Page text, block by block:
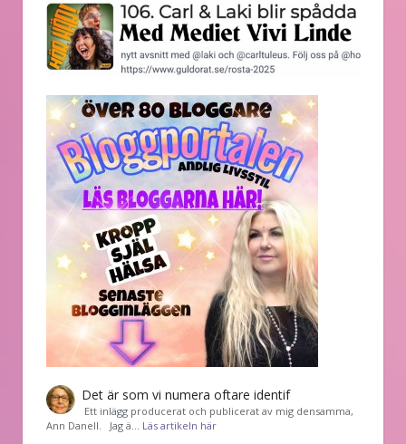
Det är som vi numera oftare identif
͏ Ett inlägg producerat och publicerat av mig densamma,
Ann Danell. Jag ä… Läs artikeln här